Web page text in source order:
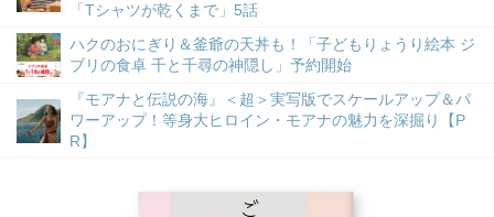
「Tシャツが乾くまで」5話
ハクのおにぎり＆釜爺の天丼も！「子どもりょうり絵本 ジ
ブリの食卓 千と千尋の神隠し」予約開始
『モアナと伝説の海』＜超＞実写版でスケールアップ＆パ
ワーアップ！等身大ヒロイン・モアナの魅力を深掘り【P
R】